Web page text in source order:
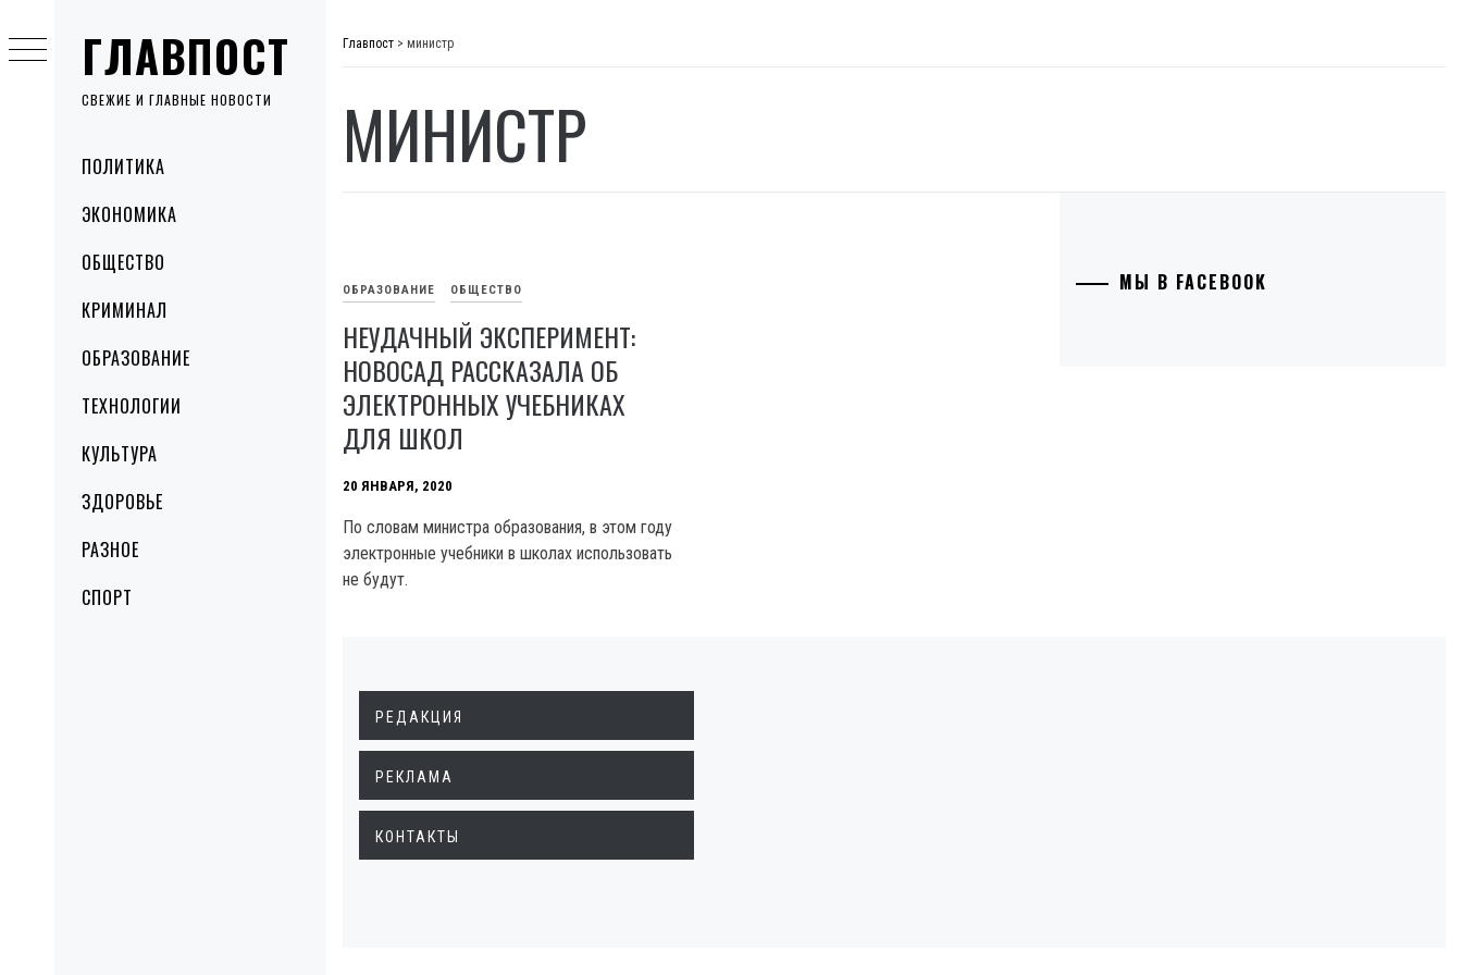
ГЛАВПОСТ
СВЕЖИЕ И ГЛАВНЫЕ НОВОСТИ
MenuПОЛИТИКА
ЭКОНОМИКА
ОБЩЕСТВО
КРИМИНАЛ
ОБРАЗОВАНИЕ
ТЕХНОЛОГИИ
КУЛЬТУРА
ЗДОРОВЬЕ
РАЗНОЕ
СПОРТ
to
content
Главпост > министр
МИНИСТР
ОБРАЗОВАНИЕ ОБЩЕСТВО
НЕУДАЧНЫЙ ЭКСПЕРИМЕНТ:
НОВОСАД РАССКАЗАЛА ОБ
ЭЛЕКТРОННЫХ УЧЕБНИКАХ
ДЛЯ ШКОЛ
20 ЯНВАРЯ, 2020
По словам министра образования, в этом году
электронные учебники в школах использовать
не будут.
МЫ В FACEBOOK
РЕДАКЦИЯ
РЕКЛАМА
КОНТАКТЫ